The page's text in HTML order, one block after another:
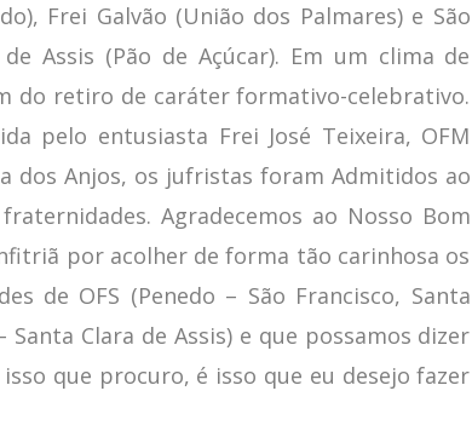
Frei Galvão (União dos Palmares) e São
de Assis (Pão de Açúcar). Em um clima de
do retiro de caráter formativo-celebrativo.
pelo entusiasta Frei José Teixeira, OFM
dos Anjos, os jufristas foram Admitidos ao
Agradecemos ao Nosso Bom
por acolher de forma tão carinhosa os
de OFS (Penedo – São Francisco, Santa
Clara de Assis) e que possamos dizer
que procuro, é isso que eu desejo fazer